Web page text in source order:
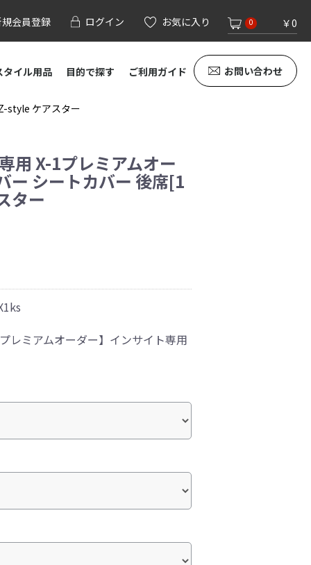
会員登録 ログイン お気に入り 0 ￥0
タイル用品 目的で探す ご利用ガイド お問い合わせ
style ケアスター
用 X-1プレミアムオー
ー シートカバー 後席[1
ター
レミアムオーダー】インサイト専用